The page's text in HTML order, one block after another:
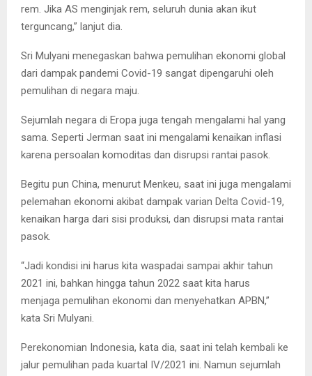
rem. Jika AS menginjak rem, seluruh dunia akan ikut
terguncang,” lanjut dia.
Sri Mulyani menegaskan bahwa pemulihan ekonomi global
dari dampak pandemi Covid-19 sangat dipengaruhi oleh
pemulihan di negara maju.
Sejumlah negara di Eropa juga tengah mengalami hal yang
sama. Seperti Jerman saat ini mengalami kenaikan inflasi
karena persoalan komoditas dan disrupsi rantai pasok.
Begitu pun China, menurut Menkeu, saat ini juga mengalami
pelemahan ekonomi akibat dampak varian Delta Covid-19,
kenaikan harga dari sisi produksi, dan disrupsi mata rantai
pasok.
“Jadi kondisi ini harus kita waspadai sampai akhir tahun
2021 ini, bahkan hingga tahun 2022 saat kita harus
menjaga pemulihan ekonomi dan menyehatkan APBN,”
kata Sri Mulyani.
Perekonomian Indonesia, kata dia, saat ini telah kembali ke
jalur pemulihan pada kuartal IV/2021 ini. Namun sejumlah